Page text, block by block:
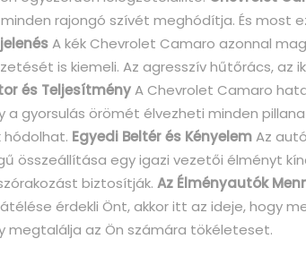
rajongó szívét meghódítja. És
A kék Chevrolet Camaro azonnal
is kiemeli. Az agresszív hűtőrács, az
és TeljesítményA Chevrolet Camaro
gyorsulás örömét élvezheti minden
hódolhat. Egyedi Beltér és KényelemAz
összeállítása egy igazi vezetői élményt
biztosítják. Az Élményautók
érdekli Önt, akkor itt az ideje, hogy
megtalálja az Ön számára tökéleteset.